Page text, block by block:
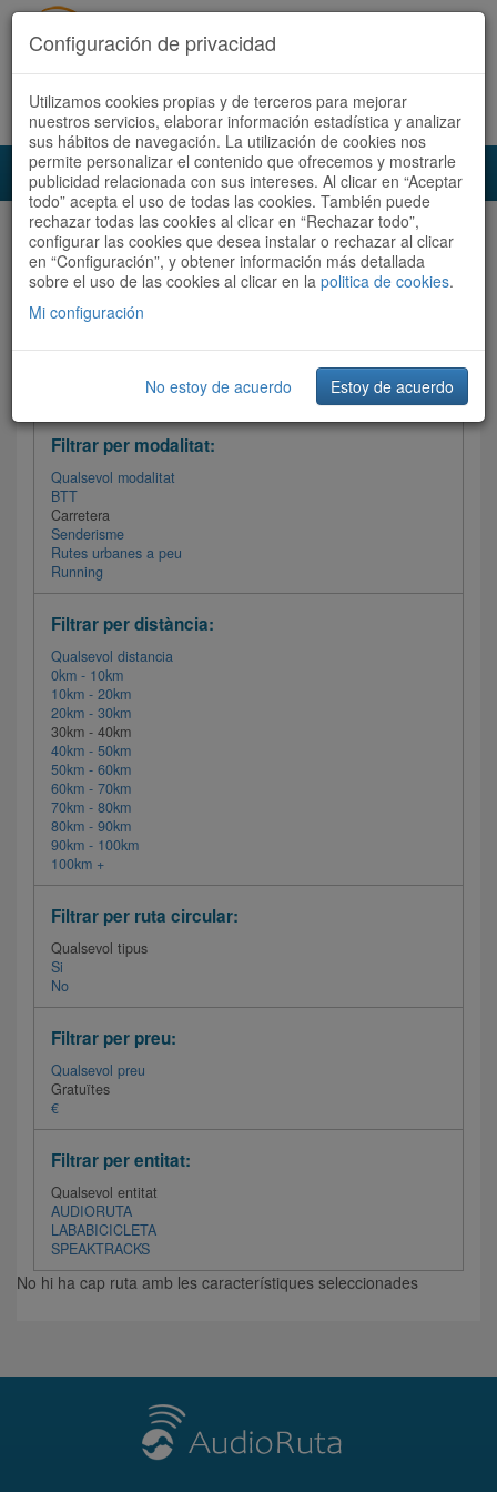
Accedeix Registra't ara Español Català
Audioruta Totes les rutes
Totes les rutes Ordenar per:Més recents/ Dificultat
Filtrar les rutes
Filtrar per modalitat:
Qualsevol modalitat
BTT
Carretera
Senderisme
Rutes urbanes a peu
Running
Filtrar per distància:
Qualsevol distancia
0km - 10km
10km - 20km
20km - 30km
30km - 40km
40km - 50km
50km - 60km
60km - 70km
70km - 80km
80km - 90km
90km - 100km
100km +
Filtrar per ruta circular:
Qualsevol tipus
Si
No
Filtrar per preu:
Qualsevol preu
Gratuïtes
€
Filtrar per entitat:
Qualsevol entitat
AUDIORUTA
LABABICICLETA
SPEAKTRACKS
No hi ha cap ruta amb les característiques seleccionades
Configuración de privacidad
Utilizamos cookies propias y de terceros para mejorar
nuestros servicios, elaborar información estadística y analizar
sus hábitos de navegación. La utilización de cookies nos
permite personalizar el contenido que ofrecemos y mostrarle
publicidad relacionada con sus intereses. Al clicar en “Aceptar
todo” acepta el uso de todas las cookies. También puede
rechazar todas las cookies al clicar en “Rechazar todo”,
configurar las cookies que desea instalar o rechazar al clicar
en “Configuración”, y obtener información más detallada
sobre el uso de las cookies al clicar en la politica de cookies.
Mi configuración
No estoy de acuerdo Estoy de acuerdo